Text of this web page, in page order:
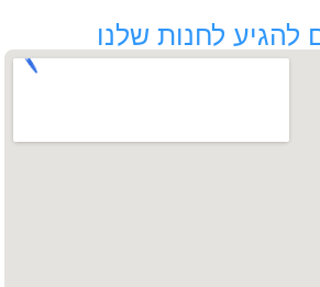
להגיע לחנות שלנו